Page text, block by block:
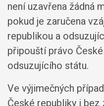
není uzavřena žádná
pokud je zaručena
republikou a
připouští právo
odsuzujícího státu.
Ve výjimečných
České republiky i